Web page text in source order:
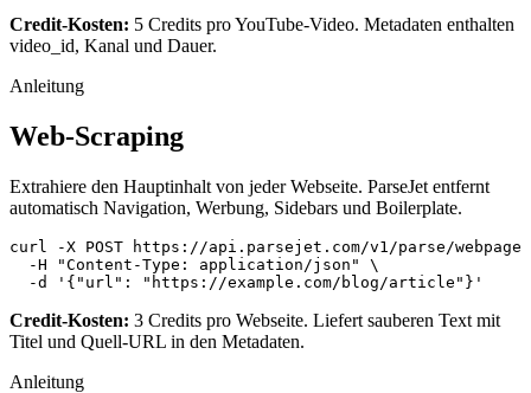
Credit-Kosten: 5 Credits pro YouTube-Video. Metadaten enthalten
video_id, Kanal und Dauer.
Anleitung
Web-Scraping
Extrahiere den Hauptinhalt von jeder Webseite. ParseJet entfernt
automatisch Navigation, Werbung, Sidebars und Boilerplate.
curl -X POST https://api.parsejet.com/v1/parse/
  -H "Content-Type: application/json" \
  -d '{"url": "https://example.com/blog/article"}'
Credit-Kosten: 3 Credits pro Webseite. Liefert sauberen Text mit
Titel und Quell-URL in den Metadaten.
Anleitung